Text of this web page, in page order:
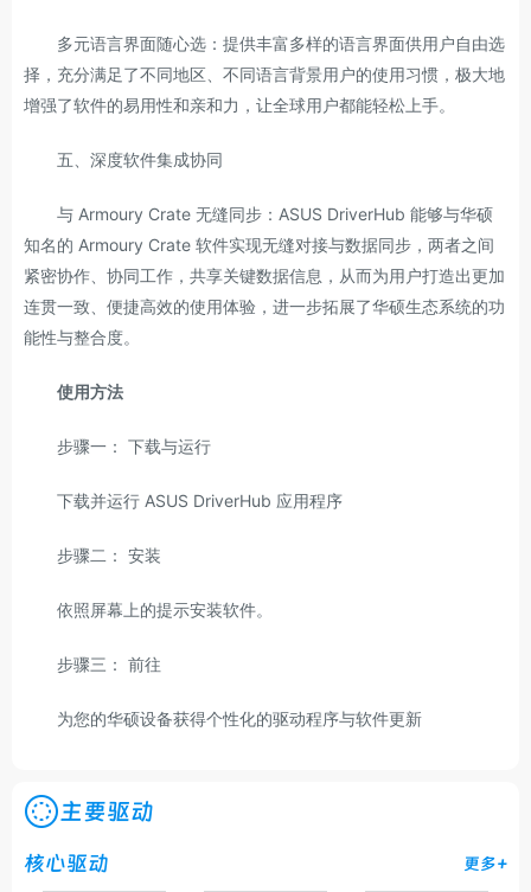
多元语言界面随心选：提供丰富多样的语言界面供用户自由选
择，充分满足了不同地区、不同语言背景用户的使用习惯，极大地
增强了软件的易用性和亲和力，让全球用户都能轻松上手。
五、深度软件集成协同
与 Armoury Crate 无缝同步：ASUS DriverHub 能够与华硕
知名的 Armoury Crate 软件实现无缝对接与数据同步，两者之间
紧密协作、协同工作，共享关键数据信息，从而为用户打造出更加
连贯一致、便捷高效的使用体验，进一步拓展了华硕生态系统的功
能性与整合度。
使用方法
步骤一： 下载与运行
下载并运行 ASUS DriverHub 应用程序
步骤二： 安装
依照屏幕上的提示安装软件。
步骤三： 前往
为您的华硕设备获得个性化的驱动程序与软件更新
主要驱动
核心驱动 更多+